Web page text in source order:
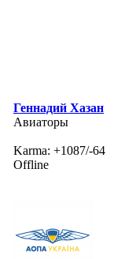
Геннадий Хазан
Авиаторы
Karma: +1087/-64
Offline